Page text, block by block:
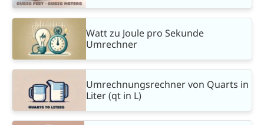
Watt zu Joule pro Sekunde
Umrechner
Umrechnungsrechner von Quarts in
Liter (qt in L)